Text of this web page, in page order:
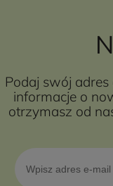
Podaj swój
informacje o
otrzymasz od